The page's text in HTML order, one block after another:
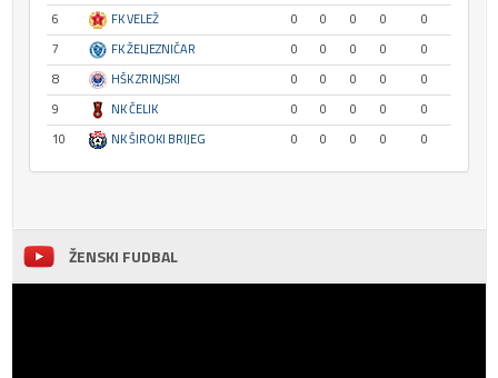
6
FK VELEŽ 0 0 0 0
0
7
FK ŽELJEZNIČAR 0 0 0 0
0
8
HŠK ZRINJSKI 0 0 0 0
0
9
NK ČELIK 0 0 0 0
0
10
NK ŠIROKI BRIJEG 0 0 0 0 0
ŽENSKI FUDBAL